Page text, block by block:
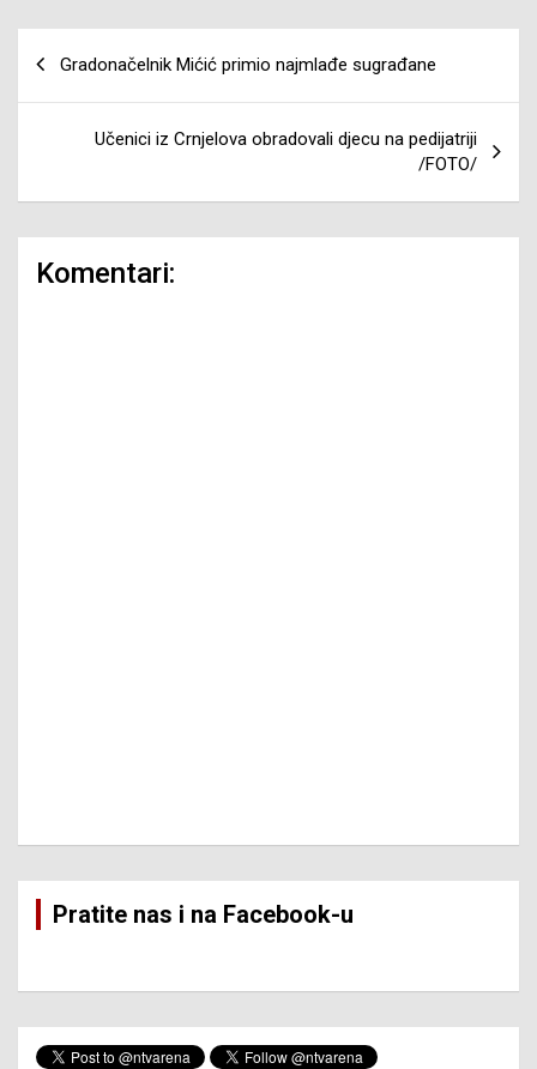
Gradonačelnik Mićić primio najmlađe sugrađane
Učenici iz Crnjelova obradovali djecu na pedijatriji
/FOTO/
Komentari:
Pratite nas i na Facebook-u